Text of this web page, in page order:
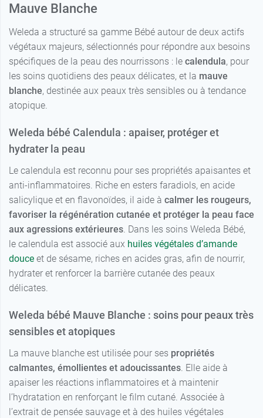
Mauve Blanche
Weleda a structuré sa gamme Bébé autour de deux actifs
végétaux majeurs, sélectionnés pour répondre aux besoins
spécifiques de la peau des nourrissons : le calendula, pour
les soins quotidiens des peaux délicates, et la mauve
blanche, destinée aux peaux très sensibles ou à tendance
atopique.
Weleda bébé Calendula : apaiser, protéger et
hydrater la peau
Le calendula est reconnu pour ses propriétés apaisantes et
anti-inflammatoires. Riche en esters faradiols, en acide
salicylique et en flavonoïdes, il aide à calmer les rougeurs,
favoriser la régénération cutanée et protéger la peau face
aux agressions extérieures. Dans les soins Weleda Bébé,
le calendula est associé aux huiles végétales d’amande
douce et de sésame, riches en acides gras, afin de nourrir,
hydrater et renforcer la barrière cutanée des peaux
délicates.
Weleda bébé Mauve Blanche : soins pour peaux très
sensibles et atopiques
La mauve blanche est utilisée pour ses propriétés
calmantes, émollientes et adoucissantes. Elle aide à
apaiser les réactions inflammatoires et à maintenir
l’hydratation en renforçant le film cutané. Associée à
l’extrait de pensée sauvage et à des huiles végétales